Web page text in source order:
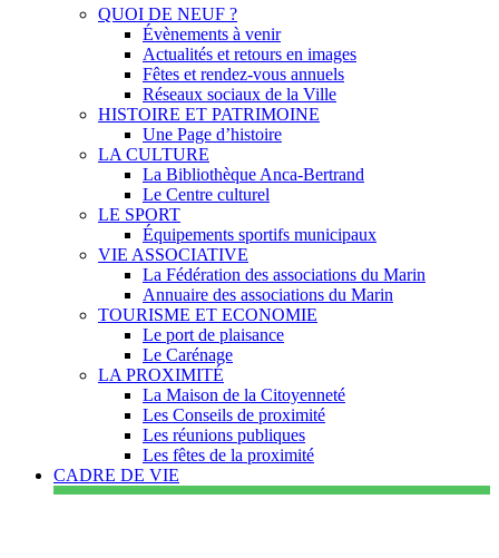
QUOI DE NEUF ?
Évènements à venir
Actualités et retours en images
Fêtes et rendez-vous annuels
Réseaux sociaux de la Ville
HISTOIRE ET PATRIMOINE
Une Page d’histoire
LA CULTURE
La Bibliothèque Anca-Bertrand
Le Centre culturel
LE SPORT
Équipements sportifs municipaux
VIE ASSOCIATIVE
La Fédération des associations du Marin
Annuaire des associations du Marin
TOURISME ET ECONOMIE
Le port de plaisance
Le Carénage
LA PROXIMITÉ
La Maison de la Citoyenneté
Les Conseils de proximité
Les réunions publiques
Les fêtes de la proximité
CADRE DE VIE